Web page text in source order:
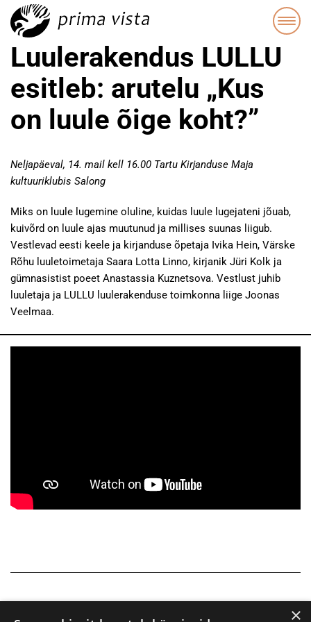
Luulerakendus LULLU
esitleb: arutelu „Kus
on luule õige koht?”
Neljapäeval, 14. mail kell 16.00 Tartu Kirjanduse Maja
kultuuriklubis Salong
Miks on luule lugemine oluline, kuidas luule lugejateni jõuab,
kuivõrd on luule ajas muutunud ja millises suunas liigub.
Vestlevad eesti keele ja kirjanduse õpetaja Ivika Hein, Värske
Rõhu luuletoimetaja Saara Lotta Linno, kirjanik Jüri Kolk ja
gümnasistist poeet Anastassia Kuznetsova. Vestlust juhib
luuletaja ja LULLU luulerakenduse toimkonna liige Joonas
Veelmaa.
×